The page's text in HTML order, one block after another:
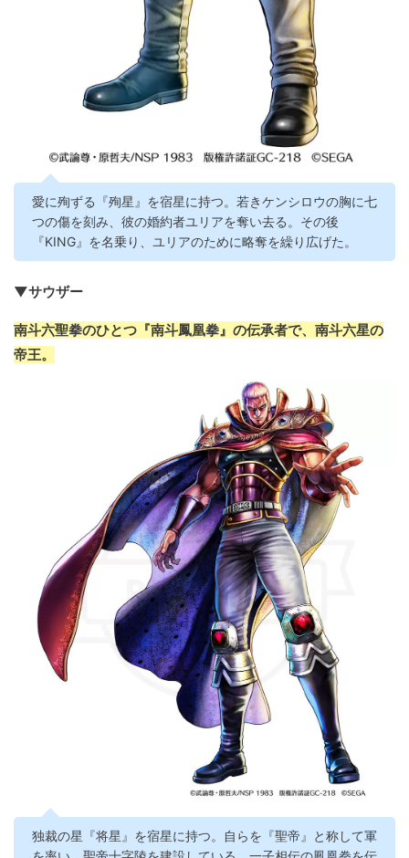
愛に殉ずる『殉星』を宿星に持つ。若きケンシロウの胸に七
つの傷を刻み、彼の婚約者ユリアを奪い去る。その後
『KING』を名乗り、ユリアのために略奪を繰り広げた。
▼サウザー
南斗六聖拳のひとつ『南斗鳳凰拳』の伝承者で、南斗六星の
帝王。
独裁の星『将星』を宿星に持つ。自らを『聖帝』と称して軍